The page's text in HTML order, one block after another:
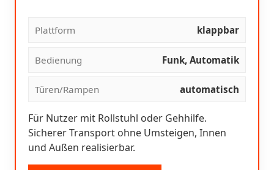
Plattform klappbar
Bedienung Funk, Automatik
Türen/Rampen automatisch
Für Nutzer mit Rollstuhl oder Gehhilfe.
Sicherer Transport ohne Umsteigen, Innen
und Außen realisierbar.